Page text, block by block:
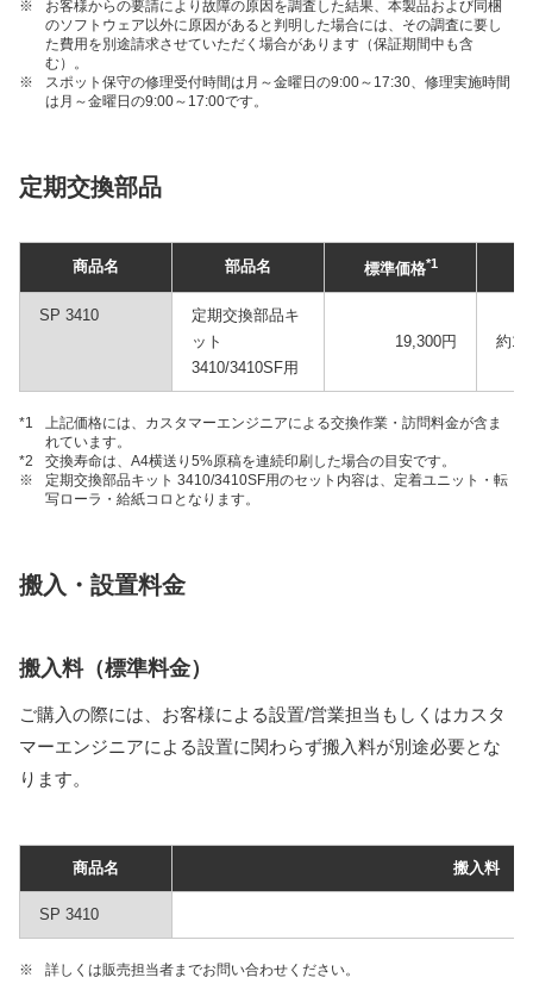
※
お客様からの要請により故障の原因を調査した結果、本製品および同梱
のソフトウェア以外に原因があると判明した場合には、その調査に要し
た費用を別途請求させていただく場合があります（保証期間中も含
む）。
※
スポット保守の修理受付時間は月～金曜日の9:00～17:30、修理実施時間
は月～金曜日の9:00～17:00です。
定期交換部品
商品名 部品名 標準価格*1
SP 3410
定期交換部品キ
ット
3410/3410SF用
19,300円 約
*1
上記価格には、カスタマーエンジニアによる交換作業・訪問料金が含ま
れています。
*2
交換寿命は、A4横送り5%原稿を連続印刷した場合の目安です。
※
定期交換部品キット 3410/3410SF用のセット内容は、定着ユニット・転
写ローラ・給紙コロとなります。
搬入・設置料金
搬入料（標準料金）
ご購入の際には、お客様による設置/営業担当もしくはカスタ
マーエンジニアによる設置に関わらず搬入料が別途必要とな
ります。
商品名 搬入料
SP 3410
※ 詳しくは販売担当者までお問い合わせください。